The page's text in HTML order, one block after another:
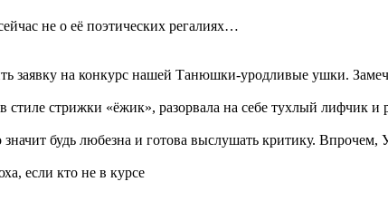
не о её поэтических регалиях…
заявку на конкурс нашей Танюшки-уродливые ушки.
стрижки «ёжик», разорвала на себе тухлый лифчик и
будь любезна и готова выслушать критику. Впрочем,
если кто не в курсе